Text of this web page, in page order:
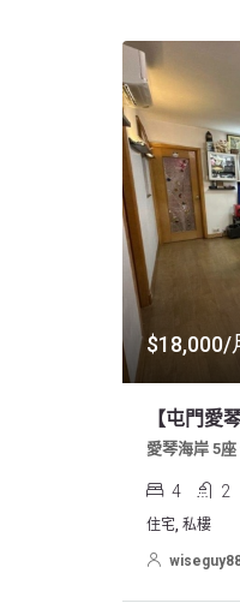
$18,000/
【屯門愛
愛琴海岸 5
4 2
住宅, 私樓